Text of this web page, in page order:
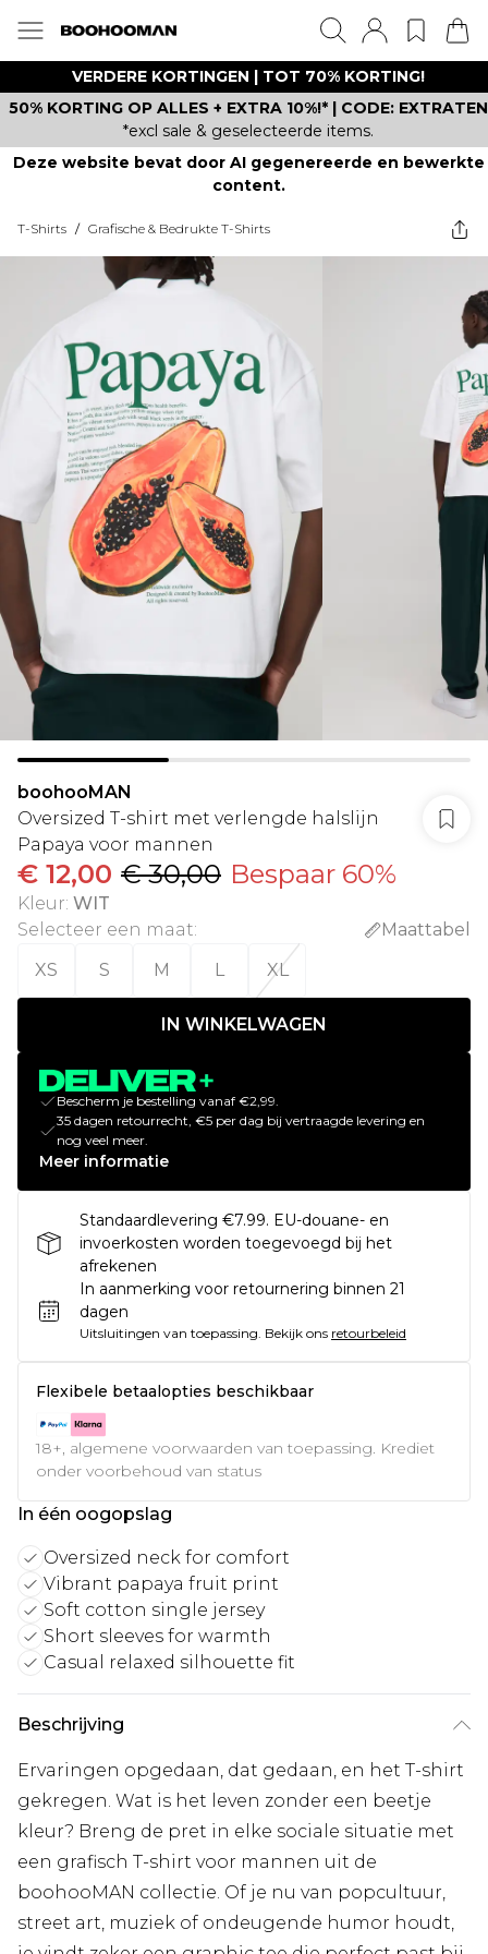
VERDERE KORTINGEN | TOT 70% KORTING!
50% KORTING OP ALLES + EXTRA 10%!* | CODE: EXTRATEN
*excl sale & geselecteerde items.
Deze website bevat door AI gegenereerde en bewerkte
content.
T-Shirts / Grafische & Bedrukte T-Shirts
boohooMAN
Oversized T-shirt met verlengde halslijn
Papaya voor mannen
€ 12,00 € 30,00 Bespaar 60%
Kleur: WIT
Selecteer een maat:
Maattabel
XS
S M L XL
IN WINKELWAGEN
Bescherm je bestelling vanaf €2,99.
35 dagen retourrecht, €5 per dag bij vertraagde levering en
nog veel meer.
Meer informatie
Standaardlevering €7.99. EU-douane- en
invoerkosten worden toegevoegd bij het
afrekenen
In aanmerking voor retournering binnen 21
dagen
Uitsluitingen van toepassing. Bekijk ons retourbeleid
Flexibele betaalopties beschikbaar
18+, algemene voorwaarden van toepassing. Krediet
onder voorbehoud van status
In één oogopslag
Oversized neck for comfort
Vibrant papaya fruit print
Soft cotton single jersey
Short sleeves for warmth
Casual relaxed silhouette fit
Beschrijving
Ervaringen opgedaan, dat gedaan, en het T-shirt
gekregen. Wat is het leven zonder een beetje
kleur? Breng de pret in elke sociale situatie met
een grafisch T-shirt voor mannen uit de
boohooMAN collectie. Of je nu van popcultuur,
street art, muziek of ondeugende humor houdt,